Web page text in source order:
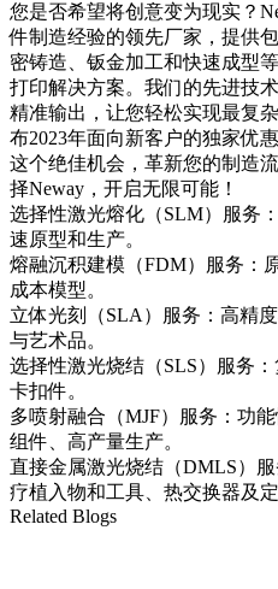
您是否希望将创意变为现实？
件制造经验的领先厂家，提供
密铸造、钣金加工和快速成型
打印解决方案。我们的先进技
精准输出，让您轻松实现最复
布2023年面向新客户的独家优
这个绝佳机会，革新您的制造
择Neway，开启无限可能！
选择性激光熔化（SLM）服务：
速原型和生产。
熔融沉积建模（FDM）服务：
成本模型。
立体光刻（SLA）服务： 高精
与艺术品。
选择性激光烧结（SLS）服务：
卡扣件。
多喷射融合（MJF）服务： 功
组件、高产量生产。
直接金属激光烧结（DMLS）服
疗植入物和工具、热交换器及定
Related Blogs